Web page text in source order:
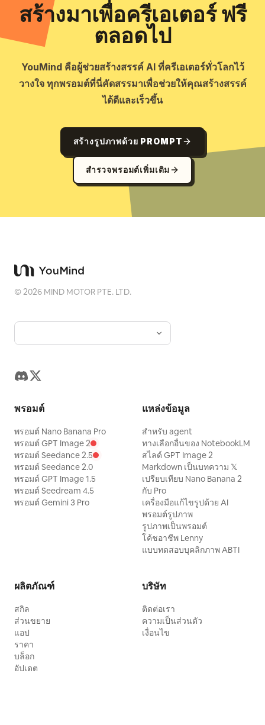
สร้างมาเพื่อครีเอเตอร์ ฟรี
ตลอดไป
YouMind คือผู้ช่วยสร้างสรรค์ AI ที่ครีเอเตอร์ทั่วโลกไว้
วางใจ ทุกพรอมต์ที่นี่คัดสรรมาเพื่อช่วยให้คุณสร้างสรรค์
ได้ดีและเร็วขึ้น
สร้างรูปภาพด้วย PROMPT
สำรวจพรอมต์เพิ่มเติม
©2026 MIND MOTOR PTE. LTD.
พรอมต์
พรอมต์ Nano Banana Pro
พรอมต์ GPT Image 2
พรอมต์ Seedance 2.5
พรอมต์ Seedance 2.0
พรอมต์ GPT Image 1.5
พรอมต์ Seedream 4.5
พรอมต์ Gemini 3 Pro
แหล่งข้อมูล
สำหรับ agent
ทางเลือกอื่นของ NotebookLM
สไลด์ GPT Image 2
Markdown เป็นบทความ 𝕏
เปรียบเทียบ Nano Banana 2
กับ Pro
เครื่องมือแก้ไขรูปด้วย AI
พรอมต์รูปภาพ
รูปภาพเป็นพรอมต์
โค้ชอาชีพ Lenny
แบบทดสอบบุคลิกภาพ ABTI
ผลิตภัณฑ์
สกิล
ส่วนขยาย
แอป
ราคา
บล็อก
อัปเดต
บริษัท
ติดต่อเรา
ความเป็นส่วนตัว
เงื่อนไข